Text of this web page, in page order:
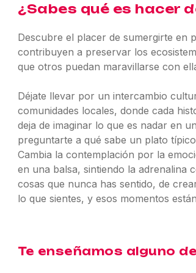
¿Sabes qué es hacer
Descubre el placer de sumergirte en
contribuyen a preservar los
que otros puedan maravillarse con
Déjate llevar por un intercambio
comunidades locales, donde cada
deja de imaginar lo que es nadar en
preguntarte a qué sabe un plato
Cambia la contemplación por la
en una balsa, sintiendo la adrenalina
cosas que nunca has sentido, de
lo que sientes, y esos momentos
Te enseñamos alguno